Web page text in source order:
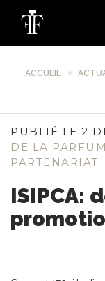
ACCUEIL
PUBLIÉ LE 2
DE LA
PARTENARIAT
ISIPCA: